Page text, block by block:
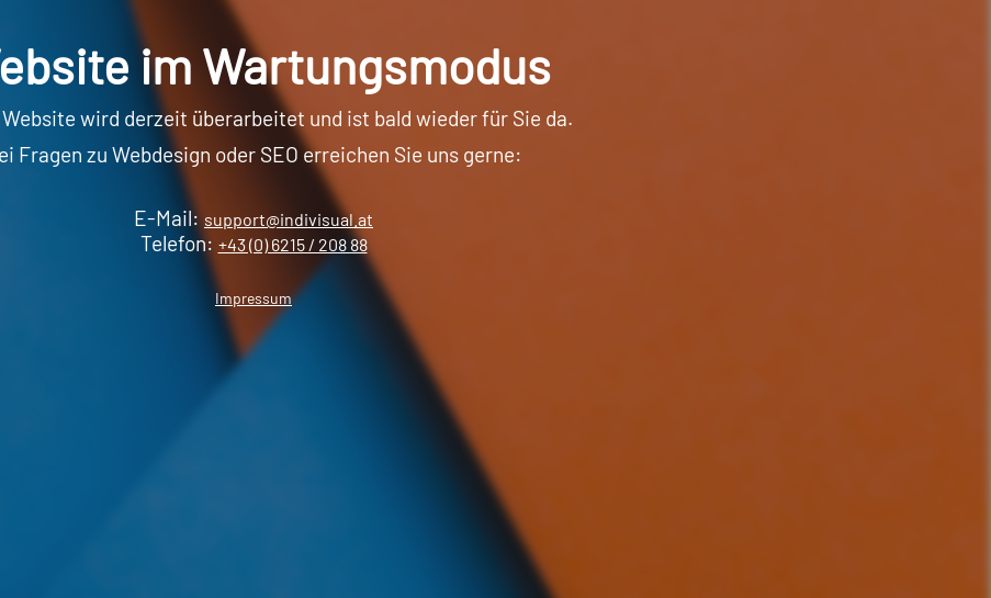
im Wartungsmodus
Website wird derzeit überarbeitet und ist bald wieder für Sie da.
Fragen zu Webdesign oder SEO erreichen Sie uns gerne:
E-Mail: support@indivisual.at
Telefon: +43 (0) 6215 / 208 88
Impressum